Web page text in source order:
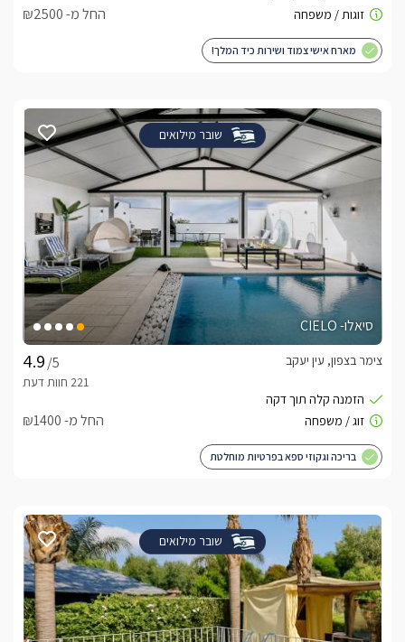
החל מ- ₪2500
מארח אישי צמוד ושירות כיד המלך!
שובר מילואים
סיאלו- CIELO
/5
צימר בצפון, עין יעקב
החל מ- ₪1400
בריכה וגקוזי ספא בפרטיות מוחלטת
שובר מילואים